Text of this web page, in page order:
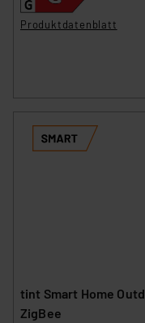
Produktdatenblatt
tint Smart Home
ZigBee